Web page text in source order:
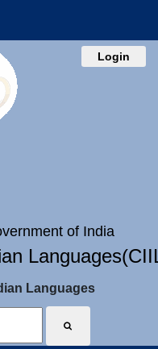
Login
of India
Languages